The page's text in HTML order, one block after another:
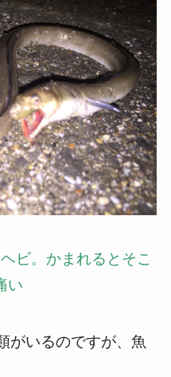
ビ。かまれるとそこ
い
がいるのですが、魚